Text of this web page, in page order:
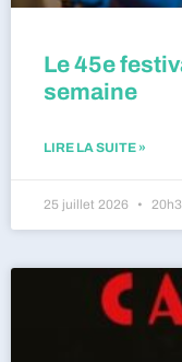
Le 45e
semaine
LIRE LA SUITE »
25 juillet 2026